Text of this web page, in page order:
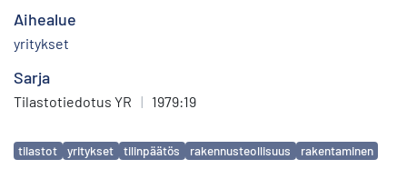
Aihealue
yritykset
Sarja
Tilastotiedotus YR | 1979:19
Avainsanat
tilastot yritykset tilinpäätös rakennusteollisuus rakentaminen